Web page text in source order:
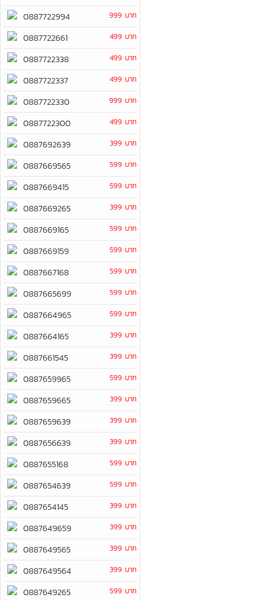
0887722994
999 บาท
0887722661 499 บาท
0887722338 499 บาท
0887722337 499 บาท
0887722330 999 บาท
0887722300 499 บาท
0887692639 399 บาท
0887669565 599 บาท
0887669415 599 บาท
0887669265 399 บาท
0887669165 599 บาท
0887669159 599 บาท
0887667168 599 บาท
0887665699 599 บาท
0887664965 599 บาท
0887664165 399 บาท
0887661545 399 บาท
0887659965 599 บาท
0887659665 399 บาท
0887659639 399 บาท
0887656639 399 บาท
0887655168 599 บาท
0887654639 599 บาท
0887654145 399 บาท
0887649659 399 บาท
0887649565 399 บาท
0887649564 399 บาท
0887649265 599 บาท